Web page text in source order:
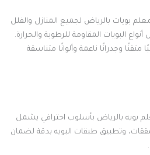
بويات بالرياض لجميع المنازل والفلل
البويات المقاومة للرطوبة والحرارة.
وجدرانًا ناعمة وألوانًا متناسقة
بويه بالرياض بأسلوب احترافي يشمل
وتطبيق طبقات البويه بدقة لضمان